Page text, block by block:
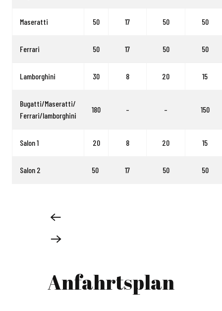
Maseratti 50 17 50 50
Ferrari 50 17 50 50
Lamborghini 30 8 20 15
Bugatti/Maseratti/
Ferrari/lamborghini
180 – – 150
Salon 1 20 8 20 15
Salon 2 50 17 50 50
Anfahrtsplan